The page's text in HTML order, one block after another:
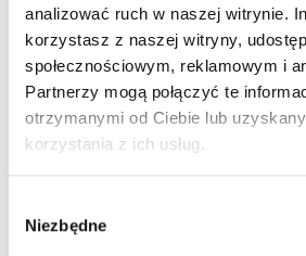
analizować ruch w naszej witrynie.
korzystasz z naszej witryny,
społecznościowym, reklamowym i
Partnerzy mogą połączyć te
otrzymanymi od Ciebie lub
korzystania z ich usług.
zgody
Niezbędne